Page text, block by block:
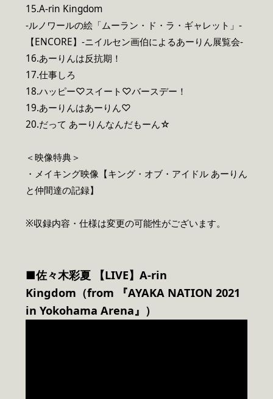
15.A-rin Kingdom
-ルノワールの絵「ムーラン・ド・ラ・ギャレット」-
【ENCORE】-ニイルセン画伯によるあーりん展覧会-
16.あーりんは反抗期！
17.仕事しろ
18.ハッピー♡スイート♡バースデー！
19.あーりんはあーりん♡
20.だって あーりんなんだもーん☆
＜映像特典＞
・メイキング映像【キング・オブ・アイドル あーりん
と仲間達の記録】
※収録内容・仕様は変更の可能性がございます。
■佐々木彩夏 【LIVE】A-rin
Kingdom（from 『AYAKA NATION 2021
in Yokohama Arena』）